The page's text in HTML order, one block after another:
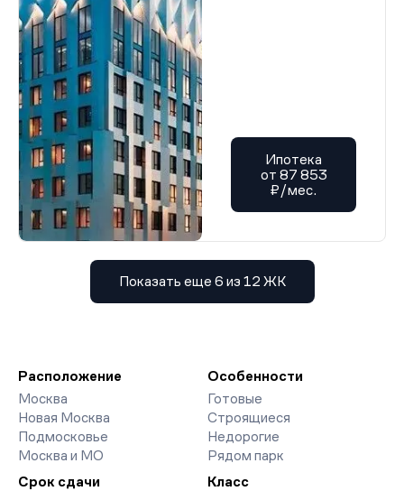
Ипотека
от 87 853
₽/мес.
Показать еще 6 из 12 ЖК
Расположение
Москва
Новая Москва
Подмосковье
Москва и МО
Особенности
Готовые
Строящиеся
Недорогие
Рядом парк
Срок сдачи
Класс